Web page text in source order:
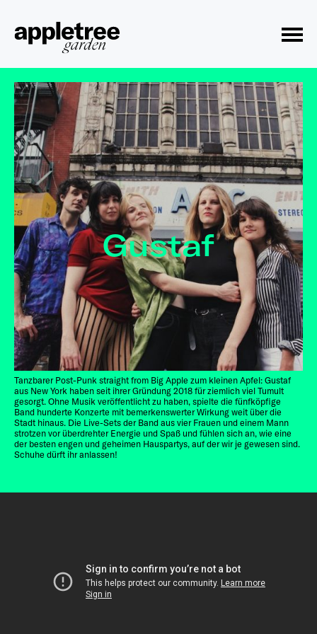
Toggle Menu
Tanzbarer Post-Punk straight from Big Apple zum kleinen Apfel: Gustaf
aus New York haben seit ihrer Gründung 2018 für ziemlich viel Tumult
gesorgt. Ohne Musik veröffentlicht zu haben, spielte die fünfköpfige
Band hunderte Konzerte mit bemerkenswerter Wirkung weit über die
Stadt hinaus. Die Live-Sets der Band aus vier Frauen und einem Mann
strotzen vor überdrehter Energie und Spaß und fühlen sich an, wie eine
der besten engen und geheimen Hauspartys, auf der wir je gewesen sind.
Schuhe dürft ihr anlassen!
Gustaf